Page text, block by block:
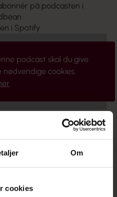
Om
cookies
på podcasten i
i Spotify
podcast skal du give
cookies.
Birkmose, konkrete råd til at